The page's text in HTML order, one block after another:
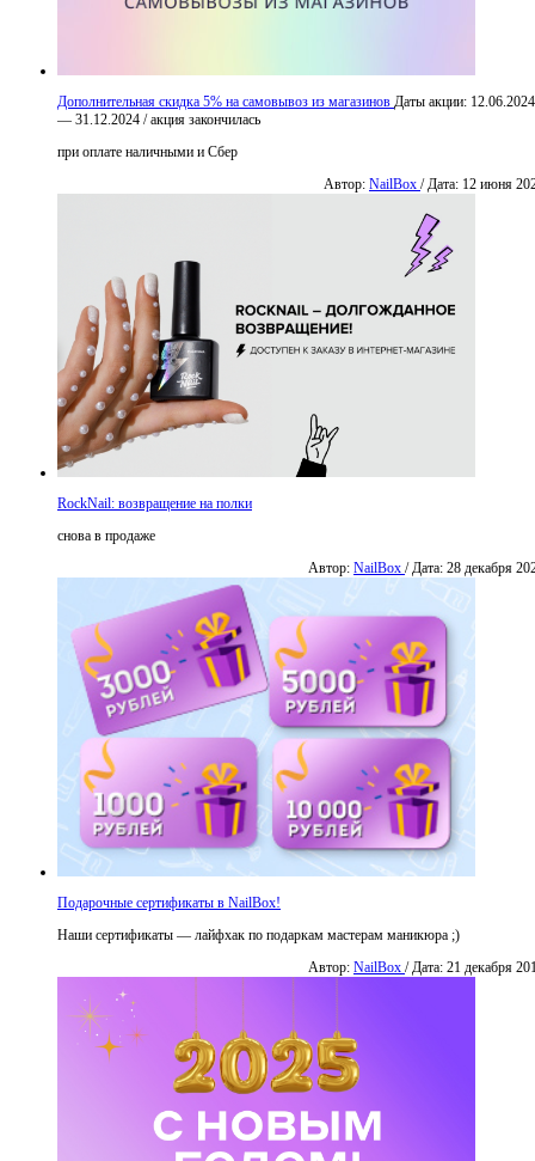
Дополнительная скидка 5% на самовывоз из магазинов Даты акции: 12.06.2024
— 31.12.2024 /акция закончилась
при оплате наличными и Сбер
Автор: NailBox / Дата: 12 июня
RockNail: возвращение на полки
снова в продаже
Автор: NailBox / Дата: 28 декабря
Подарочные сертификаты в NailBox!
Наши сертификаты — лайфхак по подаркам мастерам маникюра ;)
Автор: NailBox / Дата: 21 декабря